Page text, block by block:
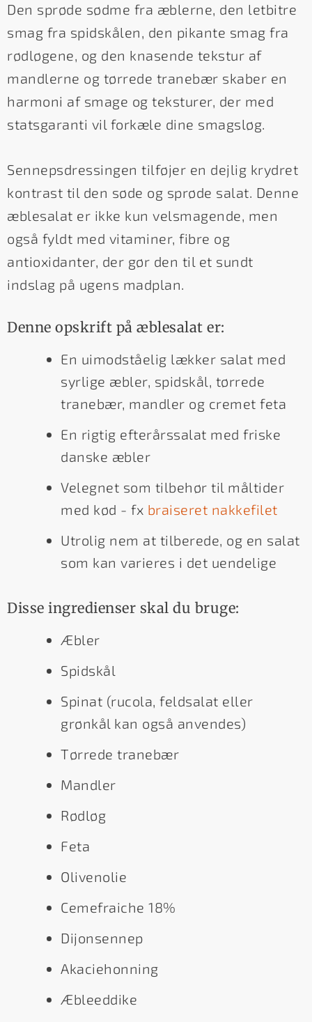
Den sprøde sødme fra æblerne, den letbitre
smag fra spidskålen, den pikante smag fra
rødløgene, og den knasende tekstur af
mandlerne og tørrede tranebær skaber en
harmoni af smage og teksturer, der med
statsgaranti vil forkæle dine smagsløg.
Sennepsdressingen tilføjer en dejlig krydret
kontrast til den søde og sprøde salat. Denne
æblesalat er ikke kun velsmagende, men
også fyldt med vitaminer, fibre og
antioxidanter, der gør den til et sundt
indslag på ugens madplan.
Denne opskrift på æblesalat er:
En uimodståelig lækker salat med
syrlige æbler, spidskål, tørrede
tranebær, mandler og cremet feta
En rigtig efterårssalat med friske
danske æbler
Velegnet som tilbehør til måltider
med kød - fx braiseret nakkefilet
Utrolig nem at tilberede, og en salat
som kan varieres i det uendelige
Disse ingredienser skal du bruge:
Æbler
Spidskål
Spinat (rucola, feldsalat eller
grønkål kan også anvendes)
Tørrede tranebær
Mandler
Rødløg
Feta
Olivenolie
Cemefraiche 18%
Dijonsennep
Akaciehonning
Æbleeddike